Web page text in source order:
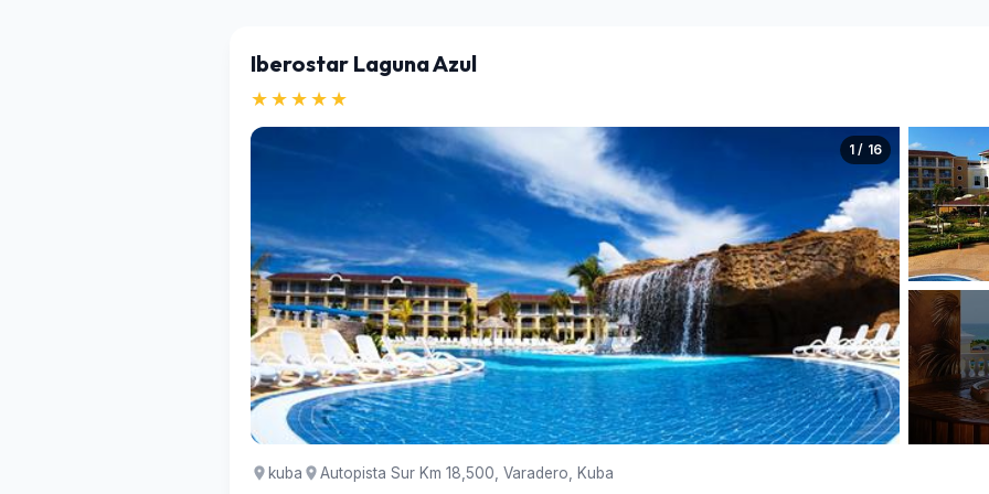
Iberostar Laguna Azul
★★★★★
1 / 16
kuba Autopista Sur Km 18,500, Varadero, Kuba